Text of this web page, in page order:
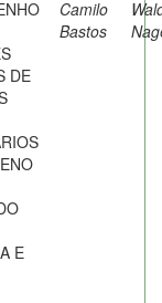
DE
E
Camilo
Bastos